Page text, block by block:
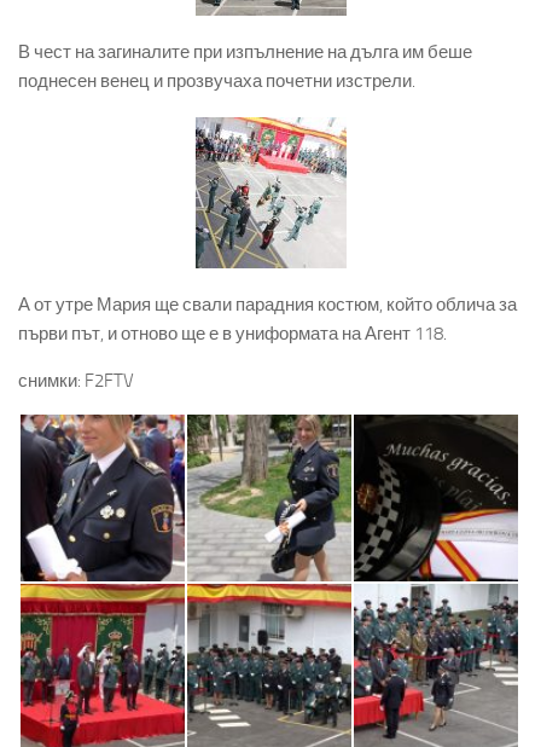
В чест на загиналите при изпълнение на дълга им беше
поднесен венец и прозвучаха почетни изстрели.
А от утре Мария ще свали парадния костюм, който облича за
първи път, и отново ще е в униформата на Агент 118.
снимки: F2FTV